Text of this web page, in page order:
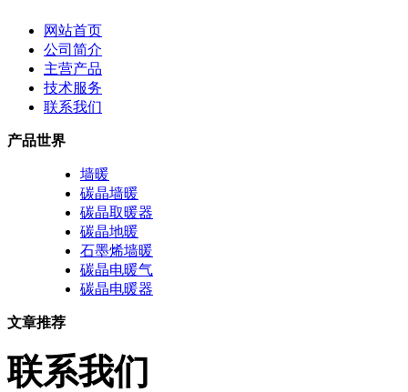
网站首页
公司简介
主营产品
技术服务
联系我们
产品世界
墙暖
碳晶墙暖
碳晶取暖器
碳晶地暖
石墨烯墙暖
碳晶电暖气
碳晶电暖器
文章推荐
联系我们